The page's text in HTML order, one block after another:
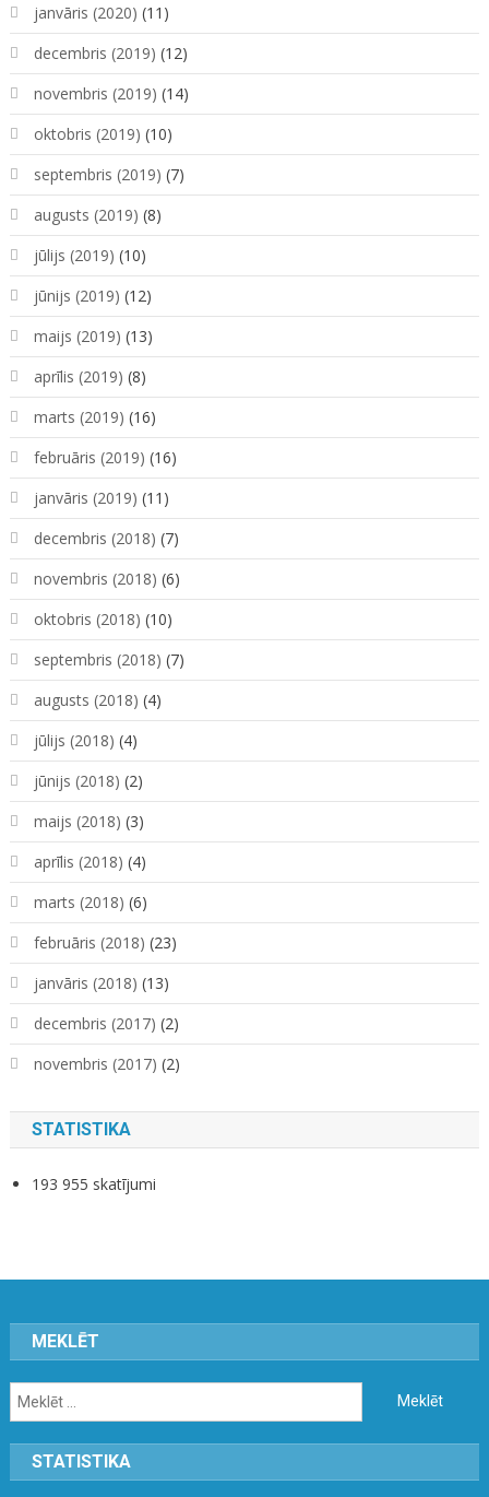
janvāris (2020) (11)
decembris (2019) (12)
novembris (2019) (14)
oktobris (2019) (10)
septembris (2019) (7)
augusts (2019) (8)
jūlijs (2019) (10)
jūnijs (2019) (12)
maijs (2019) (13)
aprīlis (2019) (8)
marts (2019) (16)
februāris (2019) (16)
janvāris (2019) (11)
decembris (2018) (7)
novembris (2018) (6)
oktobris (2018) (10)
septembris (2018) (7)
augusts (2018) (4)
jūlijs (2018) (4)
jūnijs (2018) (2)
maijs (2018) (3)
aprīlis (2018) (4)
marts (2018) (6)
februāris (2018) (23)
janvāris (2018) (13)
decembris (2017) (2)
novembris (2017) (2)
STATISTIKA
193 955 skatījumi
MEKLĒT
Meklēt:
STATISTIKA